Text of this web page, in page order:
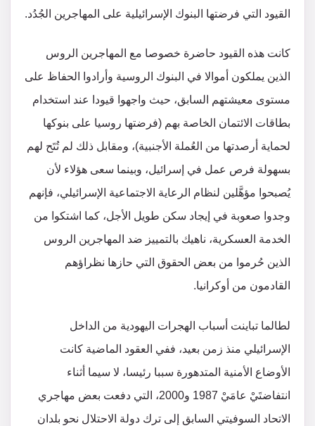
القيود التي فرضتها البنوك الإسرائيلية على المهاجرين الجُدُد.
كانت هذه القيود حاضرة خصوصا مع المهاجرين الروس
الذين يملكون أموالا في البنوك الروسية وأرادوا الحفاظ على
مستوى معيشتهم السابق، حيث واجهوا قيودا عند استخدام
بطاقات الائتمان الخاصة بهم (فرضتها روسيا على بنوكها
لحماية أرصدتها من العُملة الأجنبية)، ومقابل ذلك لم تُتَح لهم
بسهولة فرص عمل في إسرائيل، وبينما سعى هؤلاء لأن
يُصبحوا مؤهَّلين لنظام الرعاية الاجتماعية الإسرائيلي، فإنهم
وجدوا صعوبة في إيجاد سكن طويل الأجل، كما اشتكوا من
الخدمة العسكرية، ناهيك بالتمييز ضد المهاجرين الروس
الذين حُرموا من بعض الحقوق التي حازها نظراؤهم
القادمون من أوكرانيا.
لطالما تباينت أسباب الهجرات اليهودية من الداخل
الإسرائيلي منذ زمن بعيد، ففي العقود الماضية كانت
الأوضاع الأمنية المتدهورة سببا رئيسا، لا سيما أثناء
انتفاضتَيْ عامَيْ 1987 و2000، التي دفعت بعض مهاجري
الاتحاد السوفيتي السابق إلى ترك دولة الاحتلال نحو بلدان